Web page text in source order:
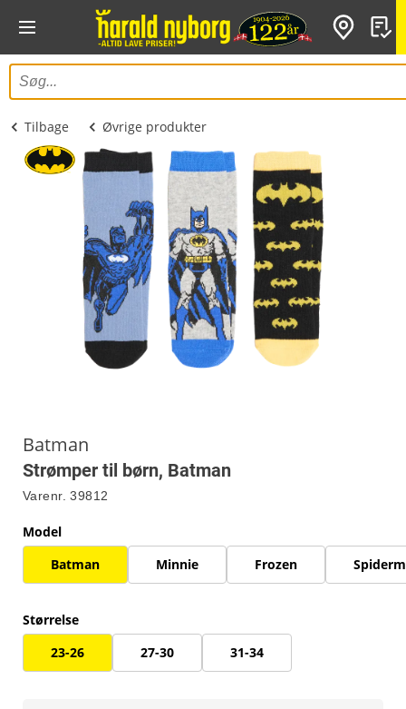
Tilbage Øvrige produkter
Batman
Strømper til børn, Batman
Varenr. 39812
Model
Batman
Minnie Frozen
Størrelse
23-26
27-30 31-34